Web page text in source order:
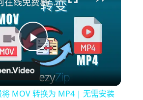
Play
Video
MOV 转换为 MP4 | 无需安装